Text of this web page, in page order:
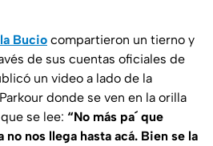
Bucio compartieron un tierno y
de sus cuentas oficiales de
un video a lado de la
donde se ven en la orilla
se lee: “No más pa´ que
no nos llega hasta acá. Bien se la